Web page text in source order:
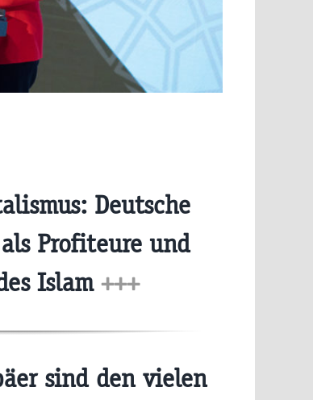
Deutsche
Profiteure und
Islam +++
sind den vielen